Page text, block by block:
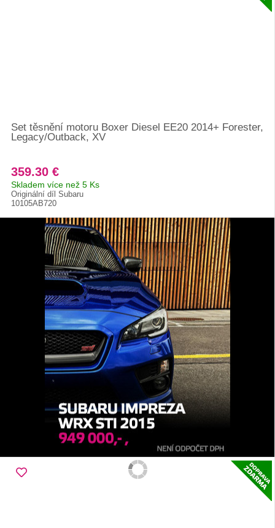
Set těsnění motoru Boxer Diesel EE20 2014+ Forester,
Legacy/Outback, XV
359.30 €
Skladem více než 5 Ks
Originální díl Subaru
10105AB720